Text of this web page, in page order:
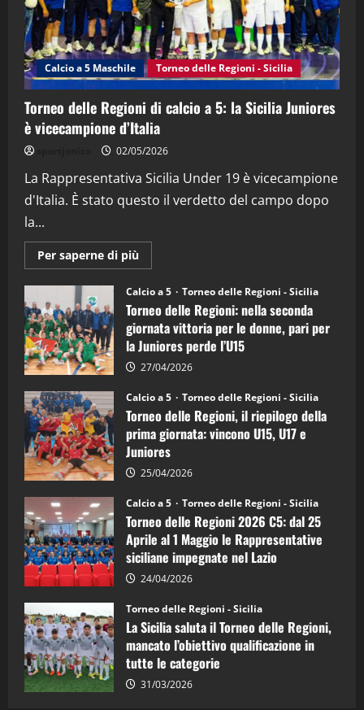
4
"SportEmpire" in Podcast Sport News
“SportEmpire” in Podcast: 27^ Puntata
(Martedi 14 Aprile 2026)
15/04/2026
"SportEmpire" in Podcast
“SportEmpire” in Podcast: 26^ Puntata
08/04/2026
Calcio a 5 Maschile Torneo delle Regioni - Sicilia
Torneo delle Regioni di calcio a 5: la Sicilia Juniores
è vicecampione d’Italia
02/05/2026
La Rappresentativa Sicilia Under 19 è vicecampione
d'Italia. È stato questo il verdetto del campo dopo
la...
Per saperne di più
informazioni
Torneo
delle
Regioni
di
calcio
a
5:
la
Juniores
è
vicecampione
d’Italia
Calcio a 5 Torneo delle Regioni - Sicilia
Torneo delle Regioni: nella seconda
giornata vittoria per le donne, pari per
la Juniores perde l’U15
27/04/2026
Calcio a 5 Torneo delle Regioni - Sicilia
Torneo delle Regioni, il riepilogo della
prima giornata: vincono U15, U17 e
Juniores
25/04/2026
Calcio a 5 Torneo delle Regioni - Sicilia
Torneo delle Regioni 2026 C5: dal 25
Aprile al 1 Maggio le Rappresentative
siciliane impegnate nel Lazio
24/04/2026
Torneo delle Regioni - Sicilia
La Sicilia saluta il Torneo delle Regioni,
mancato l’obiettivo qualificazione in
tutte le categorie
31/03/2026